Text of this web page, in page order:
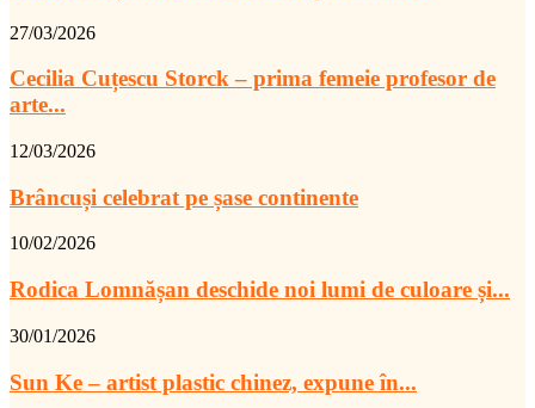
27/03/2026
Cecilia Cuțescu Storck – prima femeie profesor de
arte...
12/03/2026
Brâncuși celebrat pe șase continente
10/02/2026
Rodica Lomnășan deschide noi lumi de culoare și...
30/01/2026
Sun Ke – artist plastic chinez, expune în...